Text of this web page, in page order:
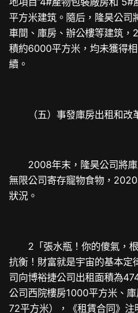
平方米建筑。隨后，隆昊公司
車間、庫房、辦公樓等建筑
積約6000平方米，均未獲得
續。
（五）事發庫房出租和改
2008年末，隆昊公司將庫
無限公司寄存寵物食物，
狀況。
2「張水瓶！你的傻氣，根
抗衡！財富就是宇宙的基本
司向博裕捷公司出租面積為
公司西院樓房1000平方米、
72平方米），《租賃合同》